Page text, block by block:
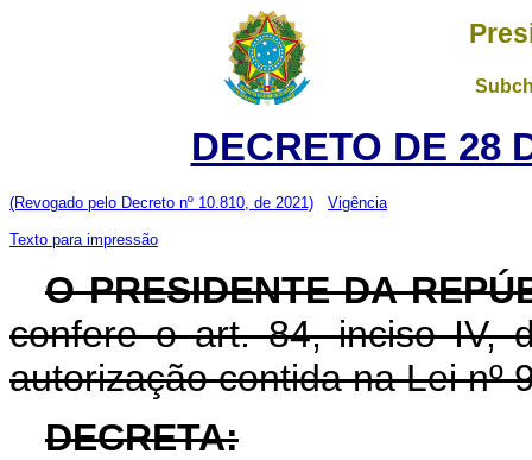
DECRETO DE 28
(Revogado pelo Decreto nº 10.810, de 2021) Vigência
Texto para impressão
O PRESIDENTE DA
confere o art. 84, inciso IV,
autorização contida na Lei nº
DECRETA: